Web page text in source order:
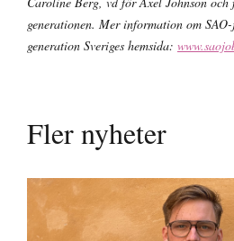
generationen. Mer information om
generation Sveriges hemsida:
Fler nyheter